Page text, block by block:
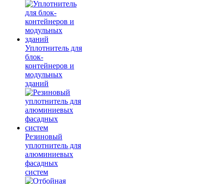
Уплотнитель для
блок-
контейнеров и
модульных
зданий
Резиновый
уплотнитель для
алюминиевых
фасадных
систем